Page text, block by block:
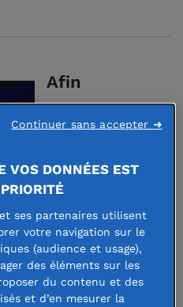
de
Afin
les envies
territoire, la
VOS DONNÉES EST
ses partenaires utilisent
votre navigation sur le
(audience et usage),
des éléments sur les
du contenu et des
et d’en mesurer la
Continuer sans accepter ➜